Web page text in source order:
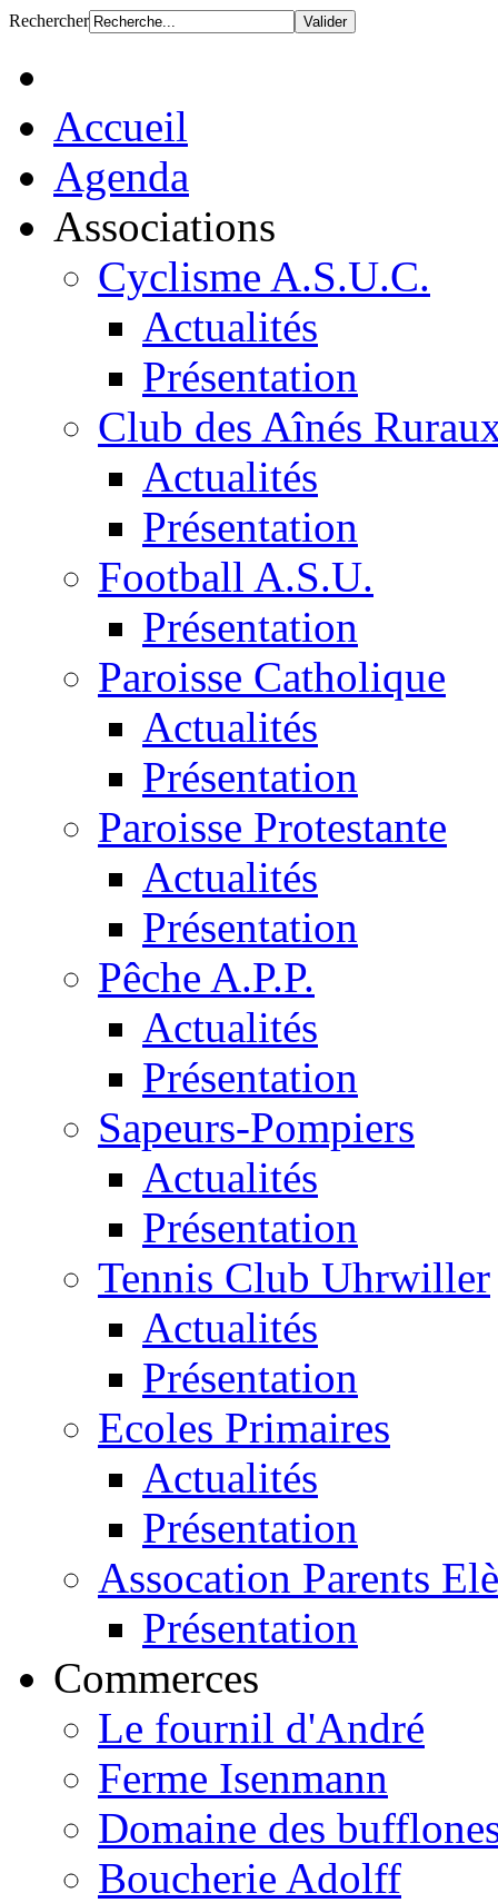
Rechercher
Accueil
Agenda
Associations
Cyclisme A.S.U.C.
Actualités
Présentation
Club des Aînés
Actualités
Présentation
Football A.S.U.
Présentation
Paroisse Catholique
Actualités
Présentation
Paroisse Protestante
Actualités
Présentation
Pêche A.P.P.
Actualités
Présentation
Sapeurs-Pompiers
Actualités
Présentation
Tennis Club Uhrwiller
Actualités
Présentation
Ecoles Primaires
Actualités
Présentation
Assocation Parents
Présentation
Commerces
Le fournil d'André
Ferme Isenmann
Domaine des
Boucherie Adolff